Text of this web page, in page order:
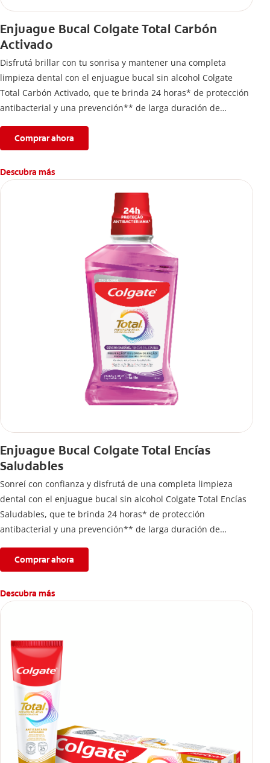
Enjuague Bucal Colgate Total Carbón
Activado
Disfrutá brillar con tu sonrisa y mantener una completa
limpieza dental con el enjuague bucal sin alcohol Colgate
Total Carbón Activado, que te brinda 24 horas* de protección
antibacterial y una prevención** de larga duración de
Comprar ahora
Descubra más
Enjuague Bucal Colgate Total Encías
Saludables
Sonreí con confianza y disfrutá de una completa limpieza
dental con el enjuague bucal sin alcohol Colgate Total Encías
Saludables, que te brinda 24 horas* de protección
antibacterial y una prevención** de larga duración de
Comprar ahora
Descubra más